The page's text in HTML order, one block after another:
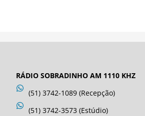
RÁDIO SOBRADINHO AM 1110 KHZ
(51) 3742-1089 (Recepção)
(51) 3742-3573 (Estúdio)